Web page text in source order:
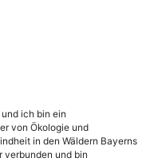
ich bin ein
von Ökologie und
in den Wäldern Bayerns
verbunden und bin